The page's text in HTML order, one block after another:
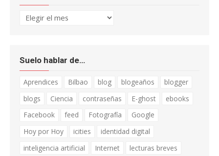
Archivo
Suelo hablar de…
Aprendices Bilbao blog blogeaños
blogger
blogs
Ciencia contraseñas E-ghost
ebooks
Facebook
feed Fotografía
Google
Hoy por Hoy
icities
identidad digital
inteligencia artificial
Internet
lecturas breves